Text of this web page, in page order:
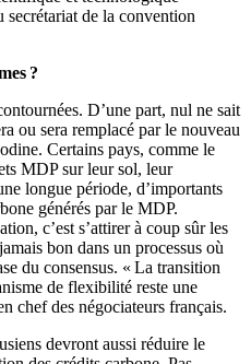
de la convention
?
D’une part, nul ne sait
ou sera remplacé par le nouveau
Certains pays, comme le
MDP sur leur sol, leur
longue période, d’importants
générés par le MDP.
c’est s’attirer à coup sûr les
bon dans un processus où
du consensus. « La transition
de flexibilité reste une
chef des négociateurs français.
devront aussi réduire le